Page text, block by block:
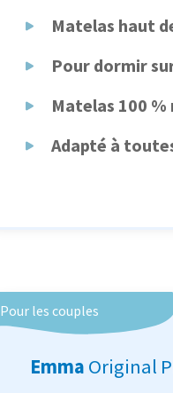
Matelas haut
Pour dormir
Matelas 100
Adapté à
Pour les couples
Emma Original